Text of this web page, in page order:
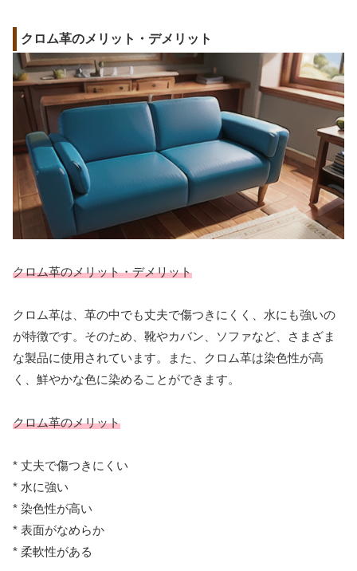
クロム革のメリット・デメリット
クロム革のメリット・デメリット
クロム革は、革の中でも丈夫で傷つきにくく、水にも強いの
が特徴です。そのため、靴やカバン、ソファなど、さまざま
な製品に使用されています。また、クロム革は染色性が高
く、鮮やかな色に染めることができます。
クロム革のメリット
* 丈夫で傷つきにくい
* 水に強い
* 染色性が高い
* 表面がなめらか
* 柔軟性がある